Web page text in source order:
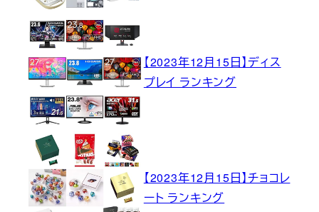
【2023年12月15日】ディス
プレイ ランキング
【2023年12月15日】チョコレ
ート ランキング